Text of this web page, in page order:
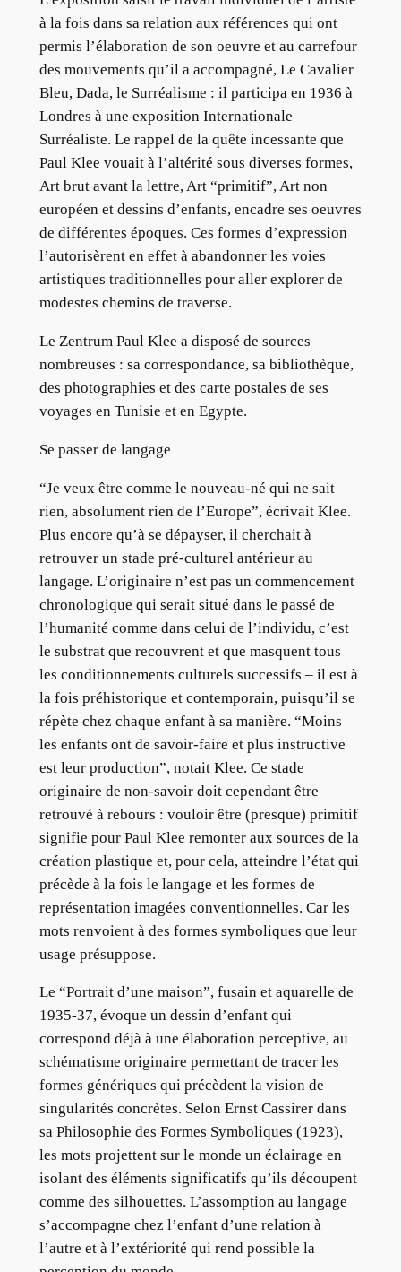
à la fois dans sa relation aux références qui ont
permis l’élaboration de son oeuvre et au carrefour
des mouvements qu’il a accompagné, Le Cavalier
Bleu, Dada, le Surréalisme : il participa en 1936 à
Londres à une exposition Internationale
Surréaliste. Le rappel de la quête incessante que
Paul Klee vouait à l’altérité sous diverses formes,
Art brut avant la lettre, Art “primitif”, Art non
européen et dessins d’enfants, encadre ses oeuvres
de différentes époques. Ces formes d’expression
l’autorisèrent en effet à abandonner les voies
artistiques traditionnelles pour aller explorer de
modestes chemins de traverse.
Le Zentrum Paul Klee a disposé de sources
nombreuses : sa correspondance, sa bibliothèque,
des photographies et des carte postales de ses
voyages en Tunisie et en Egypte.
Se passer de langage
“Je veux être comme le nouveau-né qui ne sait
rien, absolument rien de l’Europe”, écrivait Klee.
Plus encore qu’à se dépayser, il cherchait à
retrouver un stade pré-culturel antérieur au
langage. L’originaire n’est pas un commencement
chronologique qui serait situé dans le passé de
l’humanité comme dans celui de l’individu, c’est
le substrat que recouvrent et que masquent tous
les conditionnements culturels successifs – il est à
la fois préhistorique et contemporain, puisqu’il se
répète chez chaque enfant à sa manière. “Moins
les enfants ont de savoir-faire et plus instructive
est leur production”, notait Klee. Ce stade
originaire de non-savoir doit cependant être
retrouvé à rebours : vouloir être (presque) primitif
signifie pour Paul Klee remonter aux sources de la
création plastique et, pour cela, atteindre l’état qui
précède à la fois le langage et les formes de
représentation imagées conventionnelles. Car les
mots renvoient à des formes symboliques que leur
usage présuppose.
Le “Portrait d’une maison”, fusain et aquarelle de
1935-37, évoque un dessin d’enfant qui
correspond déjà à une élaboration perceptive, au
schématisme originaire permettant de tracer les
formes génériques qui précèdent la vision de
singularités concrètes. Selon Ernst Cassirer dans
sa Philosophie des Formes Symboliques (1923),
les mots projettent sur le monde un éclairage en
isolant des éléments significatifs qu’ils découpent
comme des silhouettes. L’assomption au langage
s’accompagne chez l’enfant d’une relation à
l’autre et à l’extériorité qui rend possible la